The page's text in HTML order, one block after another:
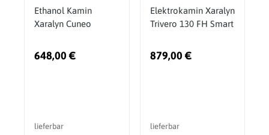
Ethanol Kamin
Xaralyn Cuneo
648,00 €
lieferbar
Elektrokamin Xaralyn
Trivero 130 FH Smart
879,00 €
lieferbar